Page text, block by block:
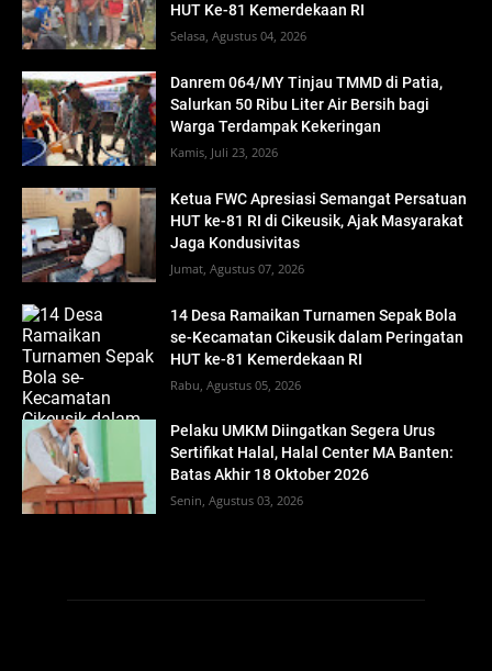
HUT Ke-81 Kemerdekaan RI
Selasa, Agustus 04, 2026
Danrem 064/MY Tinjau TMMD di Patia,
Salurkan 50 Ribu Liter Air Bersih bagi
Warga Terdampak Kekeringan
Kamis, Juli 23, 2026
Ketua FWC Apresiasi Semangat Persatuan
HUT ke-81 RI di Cikeusik, Ajak Masyarakat
Jaga Kondusivitas
Jumat, Agustus 07, 2026
14 Desa Ramaikan Turnamen Sepak Bola
se-Kecamatan Cikeusik dalam Peringatan
HUT ke-81 Kemerdekaan RI
Rabu, Agustus 05, 2026
Pelaku UMKM Diingatkan Segera Urus
Sertifikat Halal, Halal Center MA Banten:
Batas Akhir 18 Oktober 2026
Senin, Agustus 03, 2026